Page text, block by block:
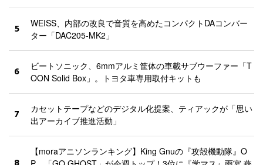
5
WEISS、内部の改良で音質を高めたコンパクトDAコンバー
ター「DAC205-MK2」
6
ビートソニック、6mmアルミ筐体の車載サブウーファー「T
OON Solid Box」。トヨタ車専用取付キットも
7
カセットテープなどのデジタル化提案、ティアックが「思い
出アーカイブ推進活動」
【moraアニソンランキング】King Gnuの『攻殻機動隊』O